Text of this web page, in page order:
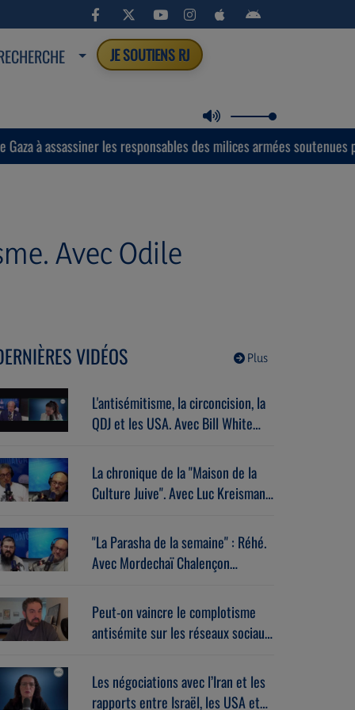
JE SOUTIENS RJ
les responsables des milices armées soutenues par Israël.
Avec Odile
Plus
VIDÉOS
L'antisémitisme, la circoncision, la
QDJ et les USA. Avec Bill White
La chronique de la "Maison de la
Culture Juive". Avec Luc Kreisman
"La Parasha de la semaine" : Réhé.
Avec Mordechaï Chalençon
Peut-on vaincre le complotisme
antisémite sur les réseaux sociaux
(06/08/2026)
Les négociations avec l’Iran et les
rapports entre Israël, les USA et